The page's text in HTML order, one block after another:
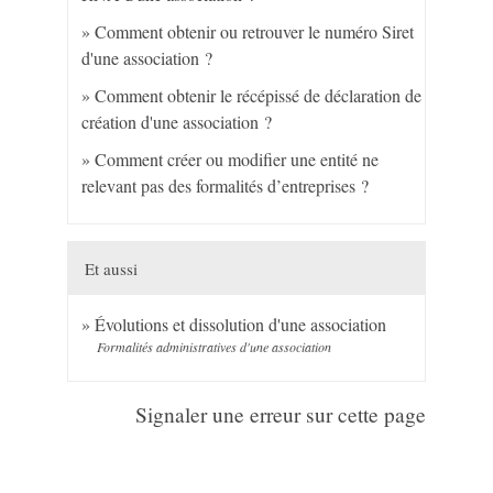
Comment obtenir ou retrouver le numéro Siret
d'une association ?
Comment obtenir le récépissé de déclaration de
création d'une association ?
Comment créer ou modifier une entité ne
relevant pas des formalités d’entreprises ?
Et aussi
Évolutions et dissolution d'une association
Formalités administratives d'une association
Signaler une erreur sur cette page